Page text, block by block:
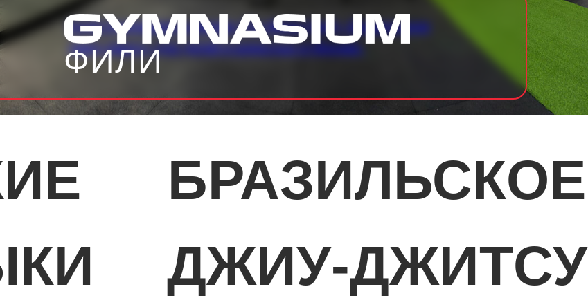
Клуб Gymnasium в Филях (ТЦ Фили Град). Бразильское
джиу-джитсу для детей и взрослых в Москве.
ФИЛИ
БРАЗИЛЬСКОЕ
ДЖИУ-ДЖИТСУ